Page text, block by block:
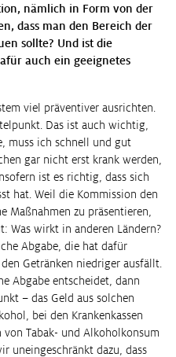
nämlich in Form von der
dass man den Bereich der
sollte? Und ist die
auch ein geeignetes
viel präventiver ausrichten.
Das ist auch wichtig,
muss ich schnell und gut
gar nicht erst krank werden,
ist es richtig, dass sich
hat. Weil die Kommission den
zu präsentieren,
Was wirkt in anderen Ländern?
Abgabe, die hat dafür
Getränken niedriger ausfällt.
Abgabe entscheidet, dann
– das Geld aus solchen
bei den Krankenkassen
Tabak- und Alkoholkonsum
uneingeschränkt dazu, dass